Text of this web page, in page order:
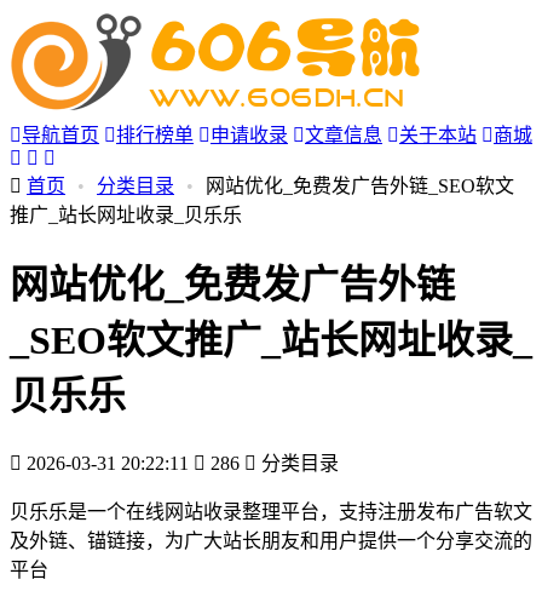
导航首页 排行榜单 申请收录 文章信息 关于本站 商城
首页 • 分类目录 •
网站优化_免费发广告外链_SEO软文
推广_站长网址收录_贝乐乐
网站优化_免费发广告外链
_SEO软文推广_站长网址收录_
贝乐乐
2026-03-31 20:22:11 286 分类目录
贝乐乐是一个在线网站收录整理平台，支持注册发布广告软文
及外链、锚链接，为广大站长朋友和用户提供一个分享交流的
平台